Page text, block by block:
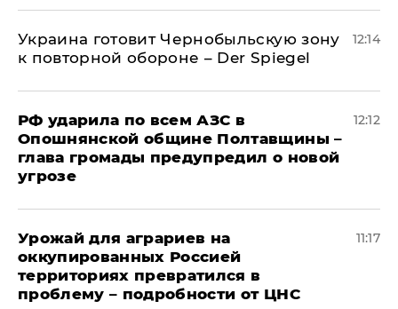
Украина готовит Чернобыльскую зону
к повторной обороне – Der Spiegel
12:14
РФ ударила по всем АЗС в
Опошнянской общине Полтавщины –
глава громады предупредил о новой
угрозе
12:12
Урожай для аграриев на
оккупированных Россией
территориях превратился в
проблему – подробности от ЦНС
11:17